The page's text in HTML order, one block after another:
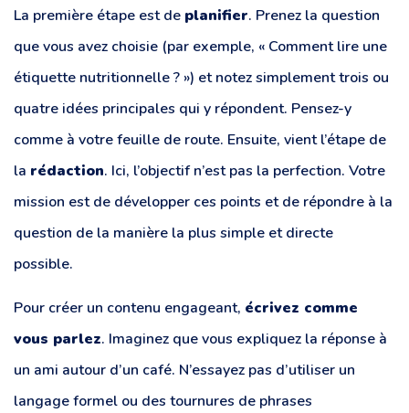
La première étape est de planifier. Prenez la question
que vous avez choisie (par exemple, « Comment lire une
étiquette nutritionnelle ? ») et notez simplement trois ou
quatre idées principales qui y répondent. Pensez-y
comme à votre feuille de route. Ensuite, vient l’étape de
la rédaction. Ici, l’objectif n’est pas la perfection. Votre
mission est de développer ces points et de répondre à la
question de la manière la plus simple et directe
possible.
Pour créer un contenu engageant, écrivez comme
vous parlez. Imaginez que vous expliquez la réponse à
un ami autour d’un café. N’essayez pas d’utiliser un
langage formel ou des tournures de phrases